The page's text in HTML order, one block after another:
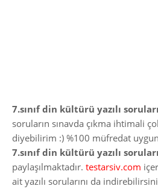
7.sınıf din kültürü yazılı soruları
soruların sınavda çıkma ihtimali
diyebilirim :) %100 müfredat
7.sınıf din kültürü yazılı
paylaşılmaktadır. testarsiv.com
ait yazılı sorularını da